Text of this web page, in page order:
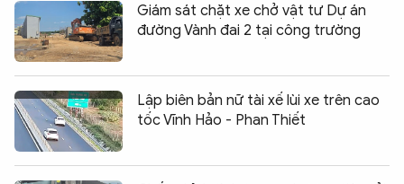
Giám sát chặt xe chở vật tư Dự án
đường Vành đai 2 tại công trường
Lập biên bản nữ tài xế lùi xe trên cao
tốc Vĩnh Hảo - Phan Thiết